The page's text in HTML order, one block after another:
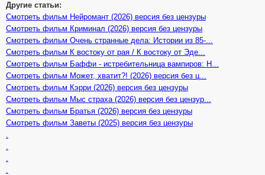
Другие статьи:
Смотреть фильм Нейромант (2026) версия без цензуры
Смотреть фильм Криминал (2026) версия без цензуры
Смотреть фильм Очень странные дела: Истории из 85-...
Смотреть фильм К востоку от рая / К востоку от Эде...
Смотреть фильм Баффи - истребительница вампиров: Н...
Смотреть фильм Может, хватит?! (2026) версия без ц...
Смотреть фильм Кэрри (2026) версия без цензуры
Смотреть фильм Мыс страха (2026) версия без цензур...
Смотреть фильм Братья (2026) версия без цензуры
Смотреть фильм Заветы (2025) версия без цензуры
.
.
.
.